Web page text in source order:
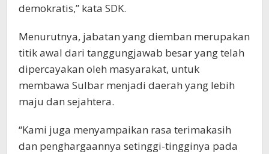
demokratis,” kata SDK.
Menurutnya, jabatan yang diemban merupakan
titik awal dari tanggungjawab besar yang telah
dipercayakan oleh masyarakat, untuk
membawa Sulbar menjadi daerah yang lebih
maju dan sejahtera.
“Kami juga menyampaikan rasa terimakasih
dan penghargaannya setinggi-tingginya pada